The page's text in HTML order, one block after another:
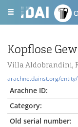
Kopflose
Villa Aldobrandini,
arachne.dainst.org/
Arachne ID:
Category:
Old serial number: